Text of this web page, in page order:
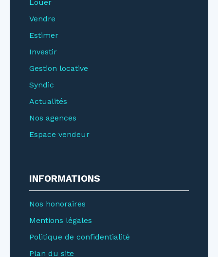
Louer
Vendre
Estimer
Investir
Gestion locative
Syndic
Actualités
Nos agences
Espace vendeur
INFORMATIONS
Nos honoraires
Mentions légales
Politique de confidentialité
Plan du site